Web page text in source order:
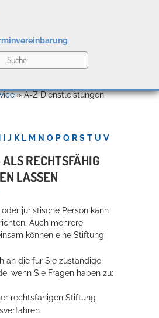
»A-Z Dienstleistungen
J K L M N O P Q R S T U V
RECHTSFÄHIG
LASSEN
juristische Person kann
Auch mehrere
können eine Stiftung
an die für Sie zuständige
wenn Sie Fragen haben zu:
rechtsfähigen Stiftung